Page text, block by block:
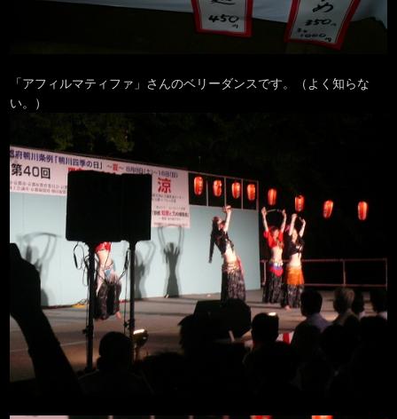
「アフィルマティファ」さんのベリーダンスです。（よく知らな
い。）